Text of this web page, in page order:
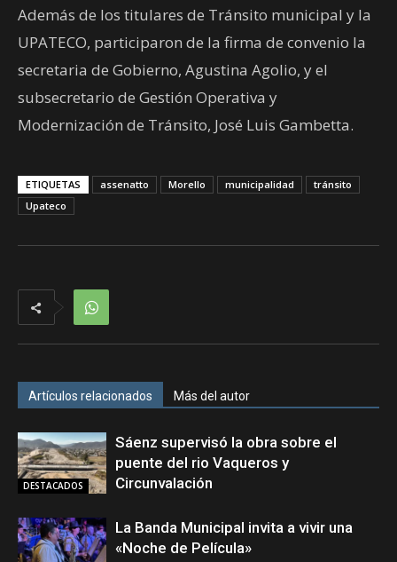
Además de los titulares de Tránsito municipal y la
UPATECO, participaron de la firma de convenio la
secretaria de Gobierno, Agustina Agolio, y el
subsecretario de Gestión Operativa y
Modernización de Tránsito, José Luis Gambetta.
ETIQUETAS assenatto Morello municipalidad
tránsito
Upateco
Artículos relacionados Más del autor
DESTACADOS
Sáenz supervisó la obra sobre el
puente del rio Vaqueros y
Circunvalación
La Banda Municipal invita a vivir una
«Noche de Película»